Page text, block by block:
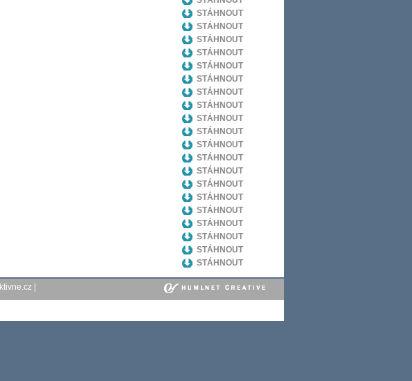
STÁHNOUT
STÁHNOUT
STÁHNOUT
STÁHNOUT
STÁHNOUT
STÁHNOUT
STÁHNOUT
STÁHNOUT
STÁHNOUT
STÁHNOUT
STÁHNOUT
STÁHNOUT
STÁHNOUT
STÁHNOUT
STÁHNOUT
STÁHNOUT
STÁHNOUT
STÁHNOUT
STÁHNOUT
STÁHNOUT